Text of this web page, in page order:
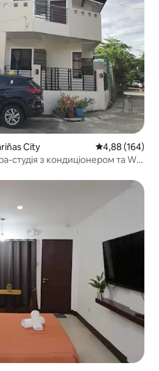
City Середня
4,88 (164)
студія з кондиціонером та Wi-